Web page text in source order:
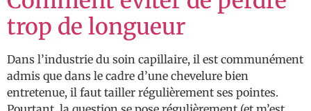
trop de longueur
Dans l’industrie du soin capillaire, il est communément
admis que dans le cadre d’une chevelure bien
entretenue, il faut tailler régulièrement ses pointes.